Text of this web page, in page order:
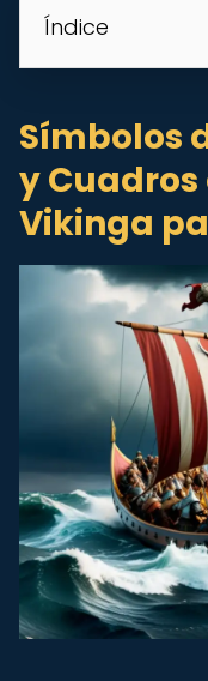
Índice
Símbolos
y
Vikinga